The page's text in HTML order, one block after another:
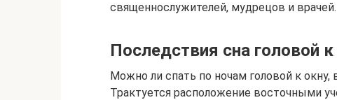
священнослужителей, мудрецов и врачей.
Последствия сна головой к
Можно ли спать по ночам головой к
Трактуется расположение восточными